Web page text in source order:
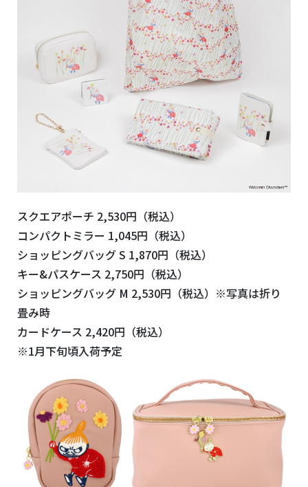
スクエアポーチ 2,530円（税込）
コンパクトミラー 1,045円（税込）
ショッピングバッグ S 1,870円（税込）
キー&パスケース 2,750円（税込）
ショッピングバッグ M 2,530円（税込）※写真は折り
畳み時
カードケース 2,420円（税込）
※1月下旬頃入荷予定